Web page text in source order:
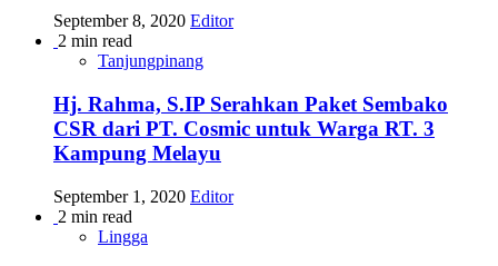
September 8, 2020 Editor
2 min read
Tanjungpinang
Hj. Rahma, S.IP Serahkan Paket Sembako
CSR dari PT. Cosmic untuk Warga RT. 3
Kampung Melayu
September 1, 2020 Editor
2 min read
Lingga